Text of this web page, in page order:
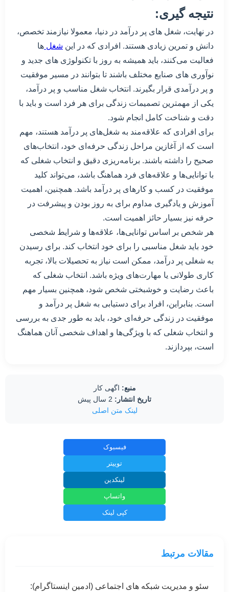
نتیجه گیری:
در نهایت، شغل های پر درآمد در دنیا، معمولا نیازمند تخصص،
دانش و تمرین زیادی هستند. افرادی که در این شغل ها
فعالیت می‌کنند، باید همیشه به روز با تکنولوژی های جدید و
نوآوری های صنایع مختلف باشند تا بتوانند در مسیر موفقیت
و پر درآمدی قرار بگیرند. انتخاب شغل مناسب و پر درآمد،
یکی از مهمترین تصمیمات زندگی برای هر فرد است و باید با
دقت و شناخت کامل انجام شود.
برای افرادی که علاقه‌مند به شغل‌های پر درآمد هستند، مهم
است که از آغازین مراحل زندگی حرفه‌ای خود، انتخاب‌های
صحیح را داشته باشند. برنامه‌ریزی دقیق و انتخاب شغلی که
با توانایی‌ها و علاقه‌های فرد هماهنگ باشد، می‌تواند کلید
موفقیت در کسب و کارهای پر درآمد باشد. همچنین، اهمیت
آموزش و یادگیری مداوم برای به روز بودن و پیشرفت در
حرفه نیز بسیار حائز اهمیت است.
هر شخص بر اساس توانایی‌ها، علاقه‌ها و شرایط شخصی
خود باید شغل مناسبی را برای خود انتخاب کند. برای رسیدن
به شغلی پر درآمد، ممکن است نیاز به تحصیلات بالا، تجربه
کاری طولانی یا مهارت‌های ویژه باشد. انتخاب شغلی که
باعث رضایت و خوشبختی شخص شود، همچنین بسیار مهم
است. بنابراین، افراد برای دستیابی به شغل پر درآمد و
موفقیت در زندگی حرفه‌ای خود، باید به طور جدی به بررسی
و انتخاب شغلی که با ویژگی‌ها و اهداف شخصی آنان هماهنگ
است، بپردازند.
منبع: اگهی کار
تاریخ انتشار:
لینک متن اصلی
فیسبوک
توییتر
لینکدین
واتساپ
کپی لینک
مقالات مرتبط
سئو و مدیریت شبکه های اجتماعی (ادمین اینستاگرام):